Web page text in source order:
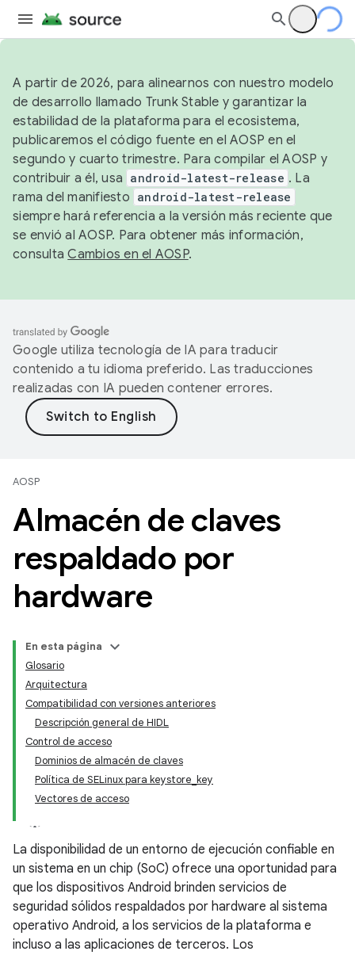
A partir de 2026, para alinearnos con nuestro modelo
de desarrollo llamado Trunk Stable y garantizar la
estabilidad de la plataforma para el ecosistema,
publicaremos el código fuente en el AOSP en el
segundo y cuarto trimestre. Para compilar el AOSP y
contribuir a él, usa android-latest-release . La
rama del manifiesto android-latest-release
siempre hará referencia a la versión más reciente que
se envió al AOSP. Para obtener más información,
consultaCambios en el AOSP.
Google utiliza tecnología de IA para traducir
contenido a tu idioma preferido. Las traducciones
realizadas con IA pueden contener errores.
AOSP
Almacén de claves
respaldado por
hardware
En esta página
Glosario
Arquitectura
Compatibilidad con versiones anteriores
Descripción general de HIDL
Control de acceso
Dominios de almacén de claves
Política de SELinux para keystore_key
Vectores de acceso
La disponibilidad de un entorno de ejecución confiable en
un sistema en un chip (SoC) ofrece una oportunidad para
que los dispositivos Android brinden servicios de
seguridad sólidos respaldados por hardware al sistema
operativo Android, a los servicios de la plataforma e
incluso a las aplicaciones de terceros. Los